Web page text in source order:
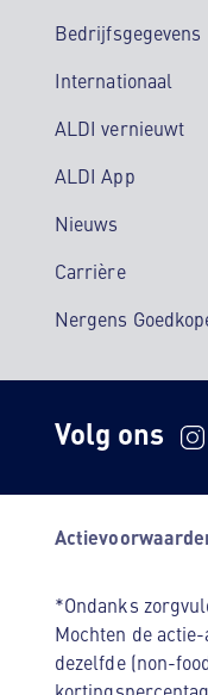
Bedrijfsgegevens
Internationaal
ALDI vernieuwt
ALDI App
Nieuws
Carrière
Nergens
Volg ons
*Ondanks
Mochten de
dezelfde (non-